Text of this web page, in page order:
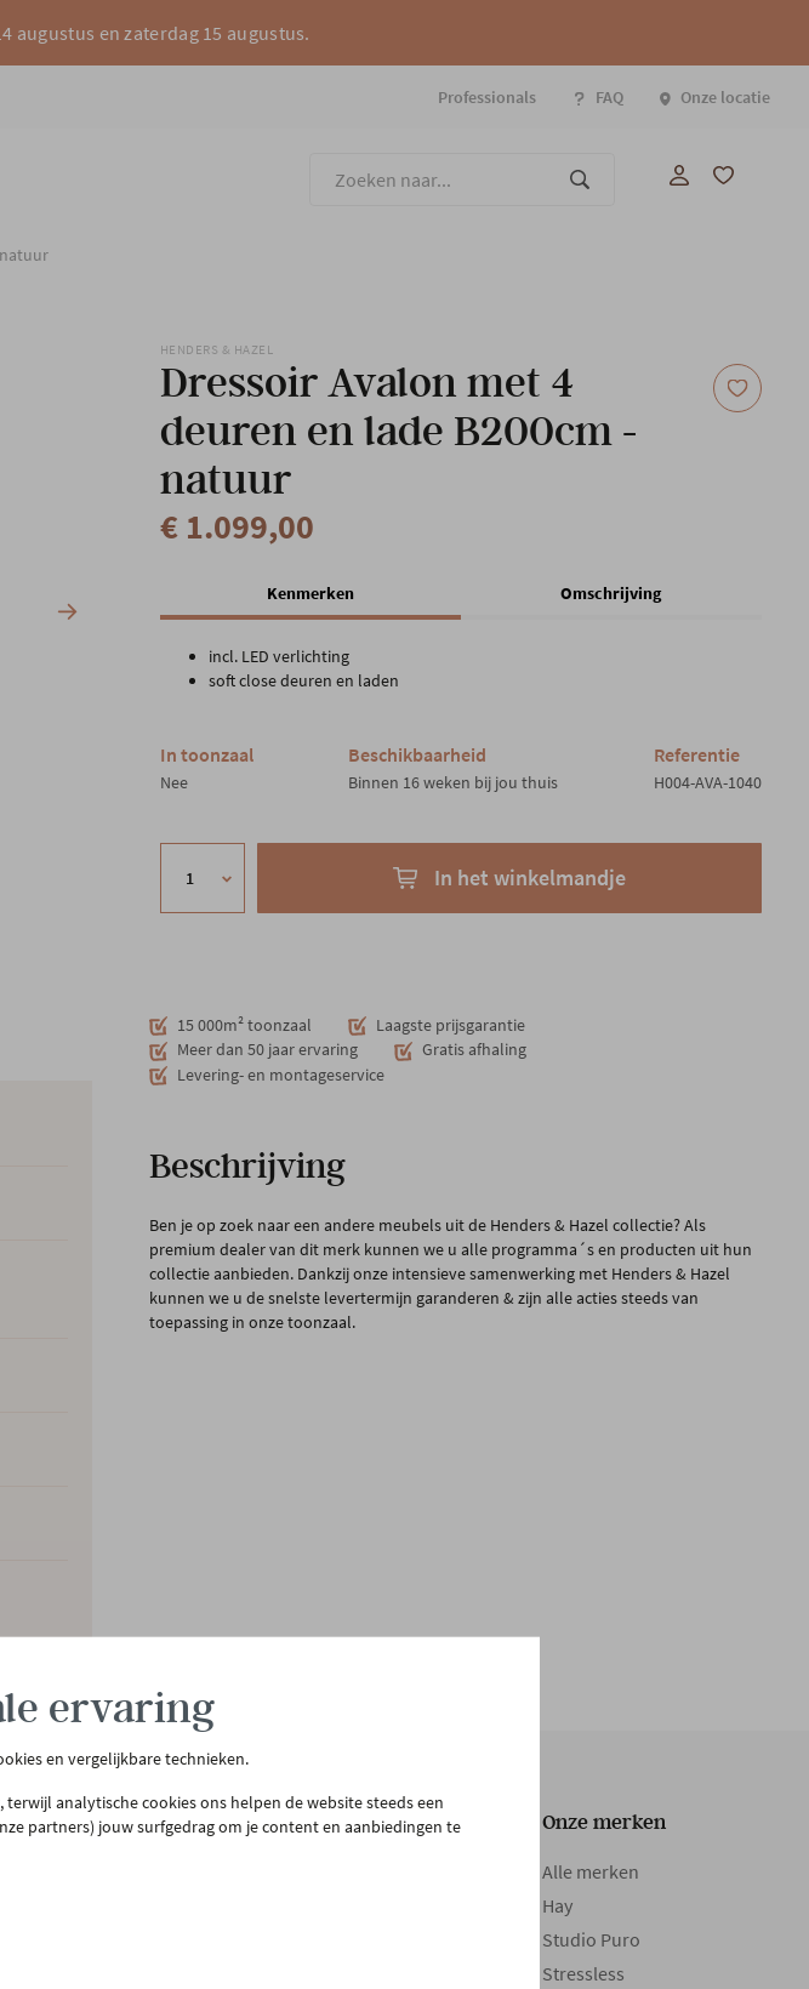
augustus en zaterdag 15 augustus.
Professionals FAQ Onze locatie
HENDERS & HAZEL
Dressoir Avalon met 4
deuren en lade B200cm -
natuur
€ 1.099,00
Kenmerken Omschrijving
incl. LED verlichting
soft close deuren en laden
In toonzaal
Nee
Beschikbaarheid
Binnen 16 weken bij jou thuis
Referentie
H004-AVA-1040
In het winkelmandje
15 000m² toonzaal
Laagste prijsgarantie
Meer dan 50 jaar ervaring
Gratis afhaling
Levering- en montageservice
Beschrijving
Ben je op zoek naar een andere meubels uit de Henders & Hazel collectie? Als
premium dealer van dit merk kunnen we u alle programma´s en producten uit hun
collectie aanbieden. Dankzij onze intensieve samenwerking met Henders & Hazel
kunnen we u de snelste levertermijn garanderen & zijn alle acties steeds van
toepassing in onze toonzaal.
Meer Gero Onze collectie Onze merken
Alle merken
Hay
Studio Puro
Stressless
ervaring
en vergelijkbare technieken.
analytische cookies ons helpen de website steeds een
partners) jouw surfgedrag om je content en aanbiedingen te